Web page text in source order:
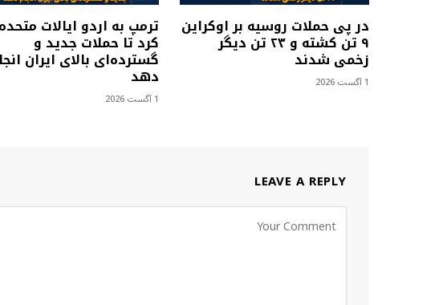
در پی حملات روسیه بر اوکراین
۹ تن کشته و ۲۳ تن دیگر
زخمی شدند
1 آگست 2026
ترمپ به اردو ایالات
کرد تا حملات جدید و
گسترده‌ای بالای ایران
دهد
1 آگست 2026
LEAVE A REPLY